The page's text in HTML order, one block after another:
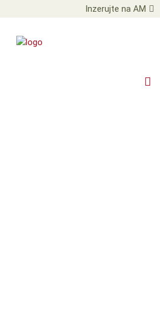
Inzerujte na AM